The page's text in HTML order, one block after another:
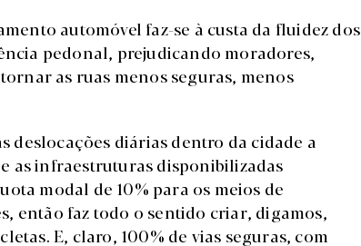
automóvel faz-se à custa da fluidez dos
pedonal, prejudicando moradores,
as ruas menos seguras, menos
deslocações diárias dentro da cidade a
as infraestruturas disponibilizadas
modal de 10% para os meios de
então faz todo o sentido criar, digamos,
E, claro, 100% de vias seguras, com